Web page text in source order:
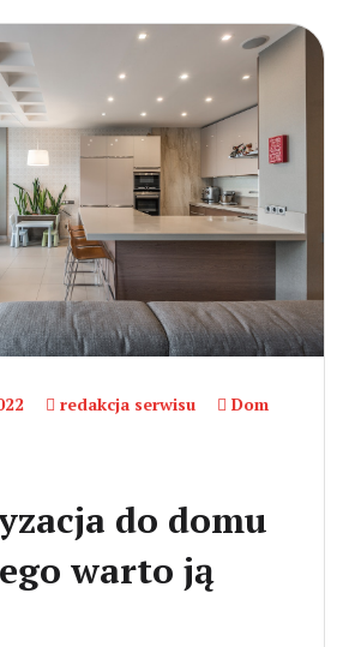
redakcja serwisu
Dom
do domu
warto ją